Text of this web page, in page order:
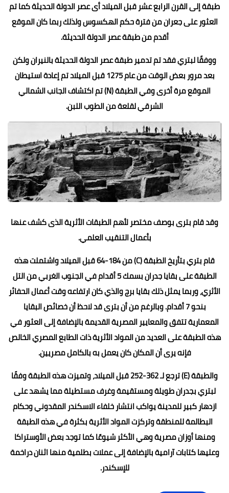
طبقة إلى القرن الرابع عشر قبل الميلاد أى عصر الدولة الحديثة كما تم
العثور على جعران من فترة حكم الهكسوس ولذلك ربما كان الموقع
أقدم من طبقة عصر الدولة الحديثة.
ووفقًا لبتري فقد تم تدمير طبقة عصر الدولة الحديثة بالنيران ولكن
بعد مرور بعض الوقت من عام 1275 قبل الميلاد تم إعادة استيطان
الموقع مرة أخرى وفي الطبقة (N) تم اكتشاف الجانب الشمالي
الشرقي لقلعة من الطوب اللبن.
وقد قام بترى بوصف مختصر لأهم الطبقات الأثرية الذى كشف عنها
بأعمال التنقيب العلمي.
قام بتري بتأريخ الطبقة (C) من 184-64 قبل الميلاد واشتملت هذه
الطبقة على بقايا جدران بسمك 5 أقدام في الجنوب الغربي من التل
الأثري، وربما يمثل ذلك بقايا برج والذي كان ارتفاعه وقت أعمال الحفائر
بنحو 7 أقدام. وبالرغم من أن بترى قد لاحظ أن خصائص البقايا
المعمارية تتفق والمعايير المصرية القديمة بالإضافة إلى العثور في
هذه الطبقة على العديد من المواد الأثرية ذات الطابع المصري الخالص
فإنه يرى أن المكان كان يعمل به بالكامل مصريين.
والطبقة (E) ترجع لـ 362-252 قبل الميلاد، وتميزت هذه الطبقة وفقًا
لبتري بجدران طويلة ومستقيمة وغرف مستطيلة مما يشهد على
ازدهار كبير للمدينة يواكب انتشار خلفاء الاسكندر المقدوني وحكام
البطالمة للمنطقة وتركزت المواد الأثرية بكثرة في هذه الطبقة
ومنها أوزان مصرية وهي الأكثر شيوعًا كما توجد بعض الأوستراكا
وعليها كتابات آرامية بالإضافة إلى عملات بطلمية منها اثنان دراخمة
للإسكندر.